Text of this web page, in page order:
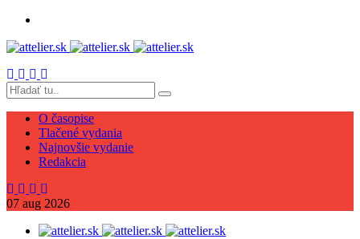
O časopise
Tlačené vydania
Najnovšie vydanie
Redakcia
07 aug 2026